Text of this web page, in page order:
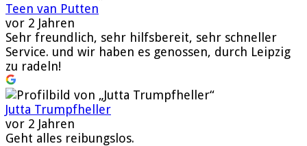
Teen van Putten
vor 2 Jahren
Sehr freundlich, sehr hilfsbereit, sehr schneller
Service. und wir haben es genossen, durch Leipzig
zu radeln!
Jutta Trumpfheller
vor 2 Jahren
Geht alles reibungslos.